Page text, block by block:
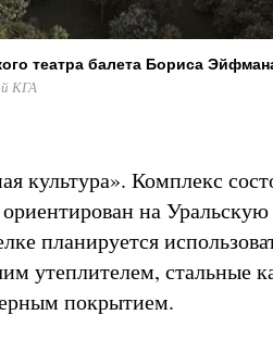
театра балета Бориса
КГА
культура». Комплекс
на
планируется
утеплителем, стальные
покрытием.